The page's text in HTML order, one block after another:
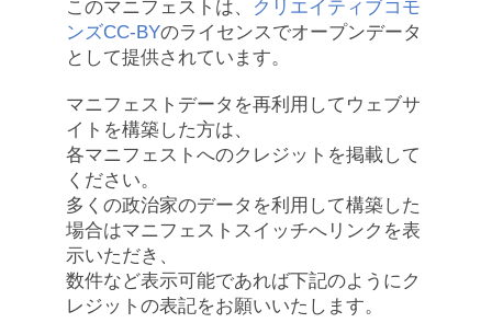
このマニフェストは、
クリエイティブコモ
ンズCC-BYのライセンスでオープンデータ
として提供されています。
マニフェストデータを再利用してウェブサ
イトを構築した方は、
各マニフェストへのクレジットを掲載して
ください。
多くの政治家のデータを利用して構築した
場合はマニフェストスイッチへリンクを表
示いただき、
数件など表示可能であれば下記のようにク
レジットの表記をお願いいたします。